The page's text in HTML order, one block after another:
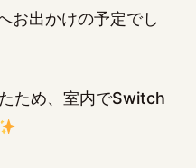
お出かけの予定でし
ため、室内でSwitch